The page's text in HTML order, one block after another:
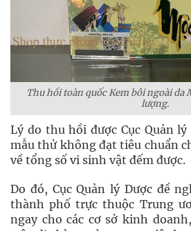
Thu hồi toàn quốc Kem bôi ngoài da
lượng.
Lý do thu hồi được Cục Quản
mẫu thử không đạt tiêu chuẩn
về tổng số vi sinh vật đếm được.
Do đó, Cục Quản lý Dược đề
thành phố trực thuộc Trung
ngay cho các cơ sở kinh